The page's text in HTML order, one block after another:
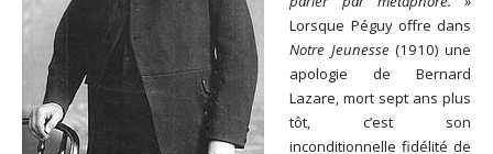
Lorsque Péguy offre dans
Notre Jeunesse (1910) une
apologie de Bernard
Lazare, mort sept ans plus
tôt, c’est son
inconditionnelle fidélité de